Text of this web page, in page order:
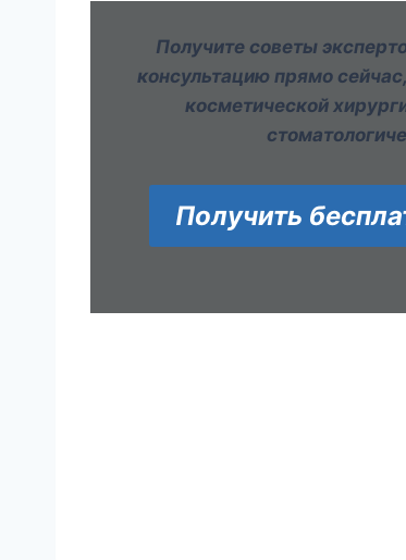
Получите советы
консультацию прямо
косметической
Получить